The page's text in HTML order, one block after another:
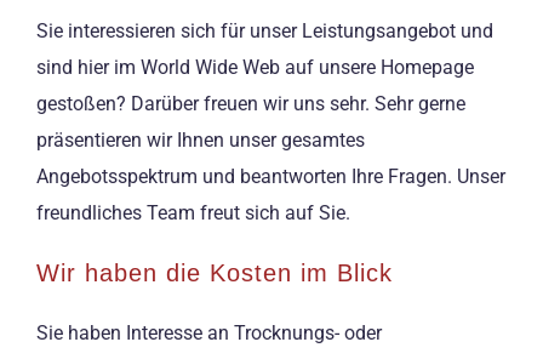
Sie interessieren sich für unser Leistungsangebot und
sind hier im World Wide Web auf unsere Homepage
gestoßen? Darüber freuen wir uns sehr. Sehr gerne
präsentieren wir Ihnen unser gesamtes
Angebotsspektrum und beantworten Ihre Fragen. Unser
freundliches Team freut sich auf Sie.
Wir haben die Kosten im Blick
Sie haben Interesse an Trocknungs- oder